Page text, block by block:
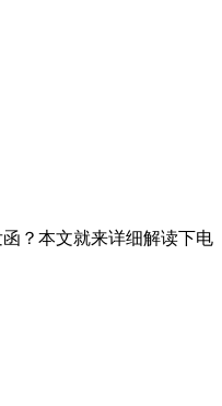
？本文就来详细解读下电